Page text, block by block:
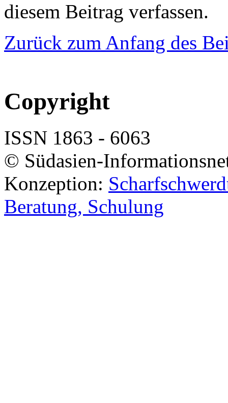
diesem Beitrag verfassen.
Zurück zum Anfang des
Copyright
ISSN 1863 - 6063
© Südasien-
Konzeption:
Beratung, Schulung